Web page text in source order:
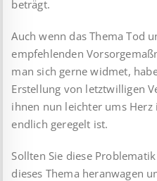
beträgt.
Auch wenn das Thema Tod
empfehlenden
man sich gerne widmet,
Erstellung von letztwilligen
ihnen nun leichter ums Herz
endlich geregelt ist.
Sollten Sie diese
dieses Thema heranwagen